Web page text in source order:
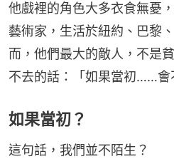
他戲裡的角色大多衣食無憂
藝術家，生活於紐約、巴黎
而，他們最大的敵人，不是
不去的話：「如果當初……會
如果當初？
這句話，我們並不陌生？